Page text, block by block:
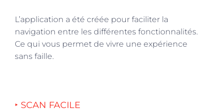
L’application a été créée pour faciliter la
navigation entre les différentes fonctionnalités.
Ce qui vous permet de vivre une expérience
sans faille.
‣ SCAN FACILE